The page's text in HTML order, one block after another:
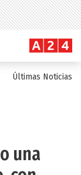
Últimas Noticias
una